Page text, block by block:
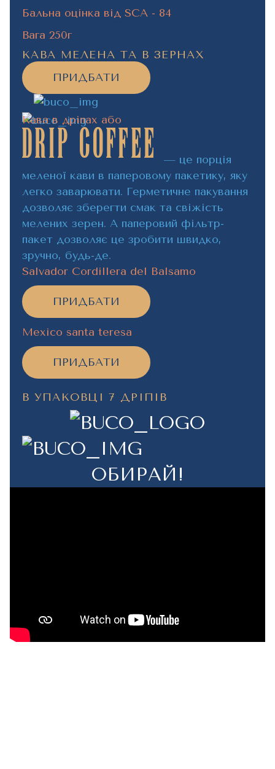
Бальна оцінка від SCA - 84
Вага 250г
КАВА МЕЛЕНА ТА В ЗЕРНАХ
ПРИДБАТИ
Кава в дріпах або
drip coffee
— це порція
меленої кави в паперовому пакетику, яку
легко заварювати. Герметичне пакування
дозволяє зберегти смак та свіжість
мелених зерен. А паперовий фільтр-
пакет дозволяє це зробити швидко,
зручно, будь-де.
Salvador Cordillera del Balsamo
ПРИДБАТИ
Mexico santa teresa
ПРИДБАТИ
В УПАКОВЦІ 7 ДРІПІВ
ОБИРАЙ!